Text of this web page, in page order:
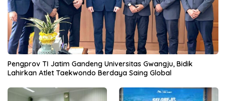
Pengprov TI Jatim Gandeng Universitas Gwangju, Bidik
Lahirkan Atlet Taekwondo Berdaya Saing Global